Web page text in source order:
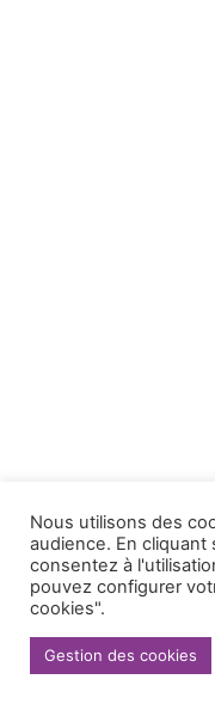
Nous utilisons des
audience. En cliquant
consentez à
pouvez configurer
cookies".
Gestion des cookies